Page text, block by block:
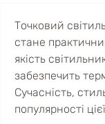
Точковий
стане
якість
забезпечить
Сучасність,
популярності